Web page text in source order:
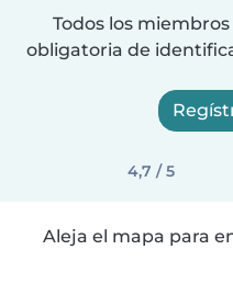
Todos los
obligatoria de
4,7 / 5
Aleja el mapa para